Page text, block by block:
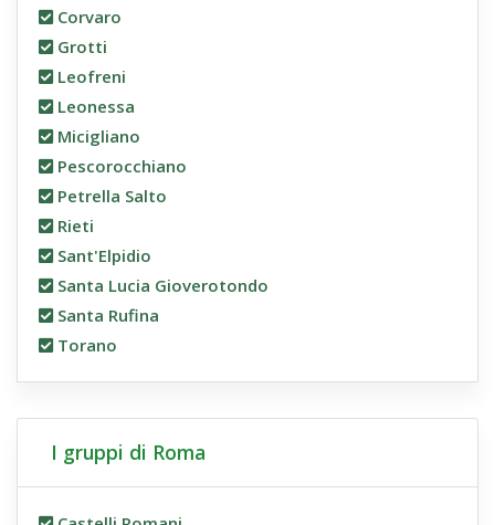
Corvaro
Grotti
Leofreni
Leonessa
Micigliano
Pescorocchiano
Petrella Salto
Rieti
Sant'Elpidio
Santa Lucia Gioverotondo
Santa Rufina
Torano
I gruppi di Roma